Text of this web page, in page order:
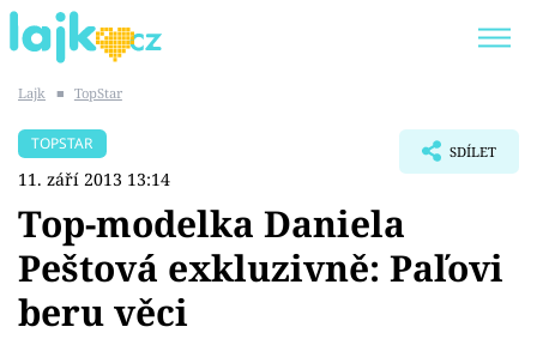
SHOPAHOLICADEL
Témata
Lajk ■ TopStar
TOPSTAR
11. září 2013 13:14
SDÍLET
Top-modelka Daniela
Peštová exkluzivně: Paľovi
beru věci